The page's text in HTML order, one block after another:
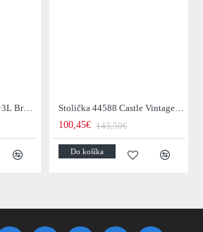
Luster 75-00 Cluster 4+3L Brown + Jantar Glass
Stolička 44588 Castle Vintage Black
100,45€ 143,50€
Do košíka